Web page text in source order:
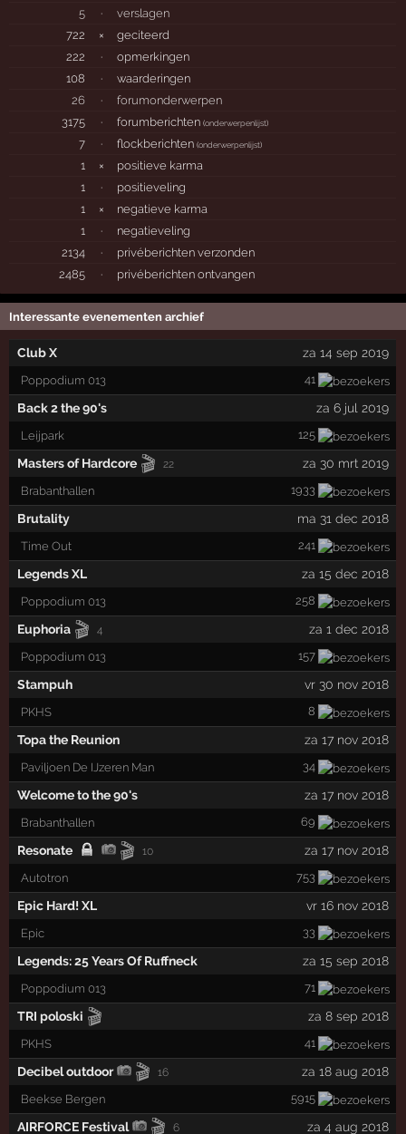
5
·
verslagen
722
×
geciteerd
222
·
opmerkingen
108
·
waarderingen
26
·
forumonderwerpen
3175
· forumberichten(onderwerpenlijst)
7 · flockberichten(onderwerpenlijst)
1 ×
positieve karma
1
·
positieveling
1
×
negatieve karma
1
·
negatieveling
2134
·
privéberichten verzonden
2485
· privéberichten ontvangen
Interessante evenementen archief
Club X za 14 sep 2019
Poppodium 013 41
Back 2 the 90's za 6 jul 2019
Leijpark 125
Masters of Hardcore 🎬 22 za 30 mrt 2019
Brabanthallen 1933
Brutality ma 31 dec 2018
Time Out 241
Legends XL za 15 dec 2018
Poppodium 013 258
Euphoria 🎬 4 za 1 dec 2018
Poppodium 013 157
Stampuh vr 30 nov 2018
PKHS 8
Topa the Reunion za 17 nov 2018
Paviljoen De IJzeren Man 34
Welcome to the 90's za 17 nov 2018
Brabanthallen 69
Resonate 🎬 10 za 17 nov 2018
Autotron 753
Epic Hard! XL vr 16 nov 2018
Epic 33
Legends: 25 Years Of Ruffneck za 15 sep 2018
Poppodium 013 71
TRI poloski 🎬 za 8 sep 2018
PKHS 41
Decibel outdoor 🎬 16 za 18 aug 2018
Beekse Bergen 5915
AIRFORCE Festival 🎬 6 za 4 aug 2018